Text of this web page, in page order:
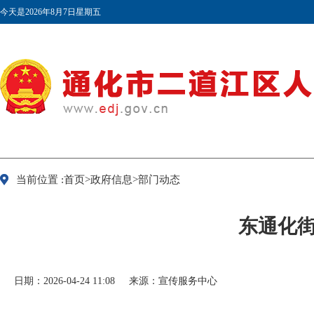
今天是2026年8月7日星期五
当前位置 :首页>政府信息>部门动态
东通化
日期：2026-04-24 11:08 来源：宣传服务中心